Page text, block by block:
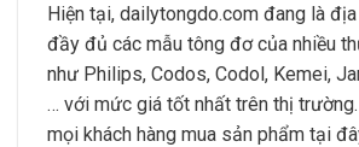
Hiện tại, dailytongdo.com đang là
đầy đủ các mẫu tông đơ của nhiều
như Philips, Codos, Codol, Kemei,
… với mức giá tốt nhất trên thị
mọi khách hàng mua sản phẩm tại